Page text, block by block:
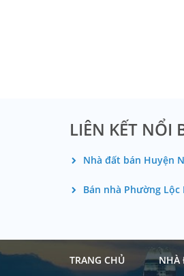
LIÊN KẾT NỔI
Nhà đất bán Huyện
Bán nhà Phường Lộc
TRANG CHỦ NHÀ